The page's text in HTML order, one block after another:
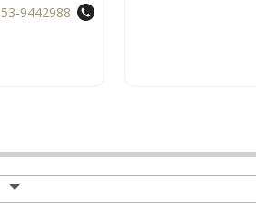
9442988